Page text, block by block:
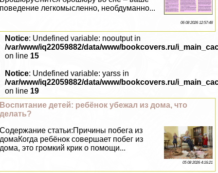
поведение легкомысленно, необдуманно...
06 08 2026 12:57:48
Notice: Undefined variable: nooutput in
/var/www/iq22059882/data/www/bookcovers.ru/
on line 15
Notice: Undefined variable: yarss in
/var/www/iq22059882/data/www/bookcovers.ru/
on line 19
Воспитание детей: ребёнок убежал из дома, что
делать?
Содержание статьи:Причины побега из
домаКогда ребёнок совершает побег из
дома, это громкий крик о помощи...
05 08 2026 4:16:21